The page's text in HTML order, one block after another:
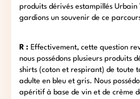
produits dérivés estampillés Urbain
gardions un souvenir de ce
R : Effectivement, cette question
nous possédons plusieurs produits
shirts (coton et respirant) de toute
adulte en bleu et gris. Nous
apéritif à base de vin et de crème